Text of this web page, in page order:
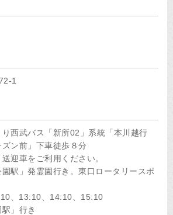
1
り西武バス「新所02」系統「本川越行
ン前」下車徒歩８分
迎車をご利用ください。
駅」発霊園行き。東口ロータリースポ
、13:10、14:10、15:10
」行き